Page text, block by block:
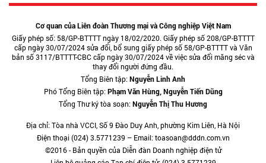
Cơ quan của Liên đoàn Thương mại và Công nghiệp Việt Nam
Giấy phép số: 58/GP-BTTTT ngày 18/02/2020. Giấy phép số 208/GP-BTTTT
cấp ngày 30/07/2024 sửa đổi, bổ sung giấy phép số 58/GP-BTTTT và Văn
bản số 3117/BTTTT-CBC cấp ngày 30/07/2024 về việc sửa đổi măng séc và
thay đổi người đứng đầu.
Tổng Biên tập:Nguyễn Linh Anh
Phó Tổng Biên tập:Phạm Văn Hùng, Nguyễn Tiến Dũng
Tổng Thư ký tòa soạn:Nguyễn Thị Thu Hương
Địa chỉ: Tòa nhà VCCI, Số 9 Đào Duy Anh, phường Kim Liên, Hà Nội
Điện thoại (024) 3.5771239 – Email: toasoan@dddn.com.vn
©2016 - Bản quyền của Diễn đàn Doanh nghiệp điện tử